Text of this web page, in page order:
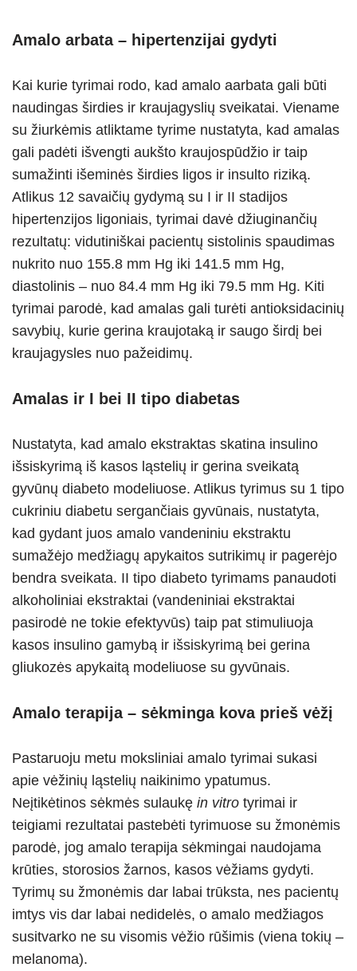
Amalo arbata – hipertenzijai gydyti
Kai kurie tyrimai rodo, kad amalo aarbata gali būti
naudingas širdies ir kraujagyslių sveikatai. Viename
su žiurkėmis atliktame tyrime nustatyta, kad amalas
gali padėti išvengti aukšto kraujospūdžio ir taip
sumažinti išeminės širdies ligos ir insulto riziką.
Atlikus 12 savaičių gydymą su I ir II stadijos
hipertenzijos ligoniais, tyrimai davė džiuginančių
rezultatų: vidutiniškai pacientų sistolinis spaudimas
nukrito nuo 155.8 mm Hg iki 141.5 mm Hg,
diastolinis – nuo 84.4 mm Hg iki 79.5 mm Hg. Kiti
tyrimai parodė, kad amalas gali turėti antioksidacinių
savybių, kurie gerina kraujotaką ir saugo širdį bei
kraujagysles nuo pažeidimų.
Amalas ir I bei II tipo diabetas
Nustatyta, kad amalo ekstraktas skatina insulino
išsiskyrimą iš kasos ląstelių ir gerina sveikatą
gyvūnų diabeto modeliuose. Atlikus tyrimus su 1 tipo
cukriniu diabetu sergančiais gyvūnais, nustatyta,
kad gydant juos amalo vandeniniu ekstraktu
sumažėjo medžiagų apykaitos sutrikimų ir pagerėjo
bendra sveikata. II tipo diabeto tyrimams panaudoti
alkoholiniai ekstraktai (vandeniniai ekstraktai
pasirodė ne tokie efektyvūs) taip pat stimuliuoja
kasos insulino gamybą ir išsiskyrimą bei gerina
gliukozės apykaitą modeliuose su gyvūnais.
Amalo terapija – sėkminga kova prieš vėžį
Pastaruoju metu moksliniai amalo tyrimai sukasi
apie vėžinių ląstelių naikinimo ypatumus.
Neįtikėtinos sėkmės sulaukę in vitro tyrimai ir
teigiami rezultatai pastebėti tyrimuose su žmonėmis
parodė, jog amalo terapija sėkmingai naudojama
krūties, storosios žarnos, kasos vėžiams gydyti.
Tyrimų su žmonėmis dar labai trūksta, nes pacientų
imtys vis dar labai nedidelės, o amalo medžiagos
susitvarko ne su visomis vėžio rūšimis (viena tokių –
melanoma).